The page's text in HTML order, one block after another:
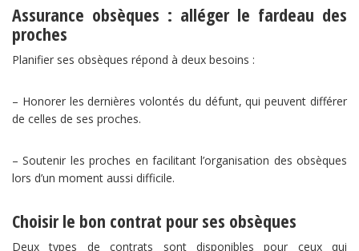
Assurance obsèques : alléger le fardeau des
proches
Planifier ses obsèques répond à deux besoins :
– Honorer les dernières volontés du défunt, qui peuvent différer
de celles de ses proches.
– Soutenir les proches en facilitant l’organisation des obsèques
lors d’un moment aussi difficile.
Choisir le bon contrat pour ses obsèques
Deux types de contrats sont disponibles pour ceux qui